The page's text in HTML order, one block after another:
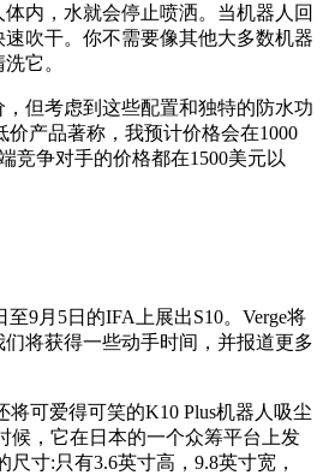
内，水就会停止喷洒。当机器人回
吹干。你不需要像其他大多数机器
它。
考虑到这些配置和独特的防水功
价产品著称，我预计价格会在1000
竞争对手的价格都在1500美元以
9月5日的IFA上展出S10。Verge将
将获得一些动手时间，并报道更多
可爱得可笑的K10 Plus机器人吸尘
候，它在日本的一个众筹平台上发
寸:只有3.6英寸高，9.8英寸宽，